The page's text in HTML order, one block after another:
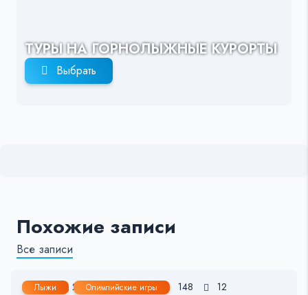
ТУРЫ НА ГОРНОЛЫЖНЫЕ КУРОРТЫ
Выбрать
Похожие записи
Все записи
Лыжи
Олимпийские игры
7 Фев, 2026 < 1 мин. 148 12